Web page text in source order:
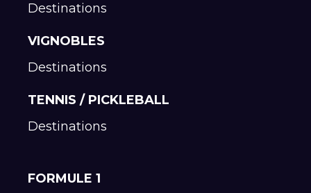
Destinations
VIGNOBLES
Destinations
TENNIS / PICKLEBALL
Destinations
FORMULE 1